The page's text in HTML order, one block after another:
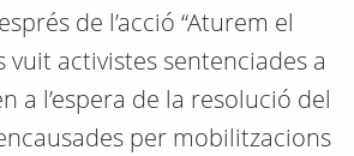
de l’acció “Aturem el
vuit activistes sentenciades a
a l’espera de la resolució del
per mobilitzacions